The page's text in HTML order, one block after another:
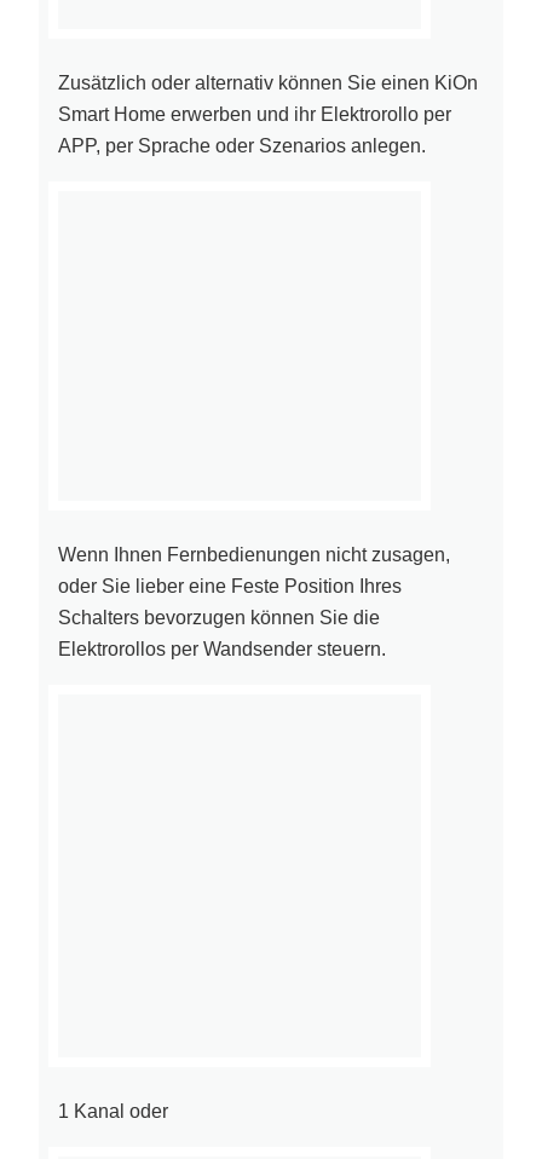
Zusätzlich oder alternativ können Sie einen KiOn
Smart Home erwerben und ihr Elektrorollo per
APP, per Sprache oder Szenarios anlegen.
Wenn Ihnen Fernbedienungen nicht zusagen,
oder Sie lieber eine Feste Position Ihres
Schalters bevorzugen können Sie die
Elektrorollos per Wandsender steuern.
1 Kanal oder